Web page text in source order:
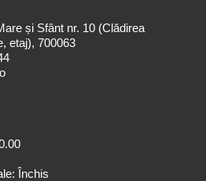
și Sfânt nr. 10 (Clădirea
etaj), 700063
Închis